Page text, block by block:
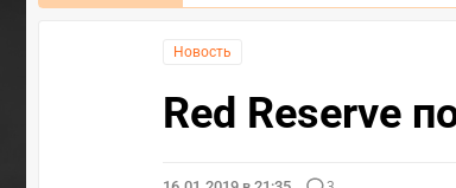
Новость
Red Reserve